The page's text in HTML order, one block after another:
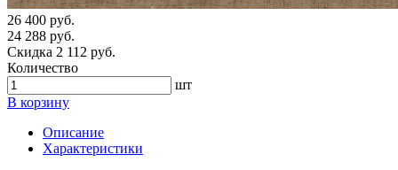
26 400 руб.
24 288 руб.
Скидка 2 112 руб.
Количество
шт
В корзину
Описание
Характеристики